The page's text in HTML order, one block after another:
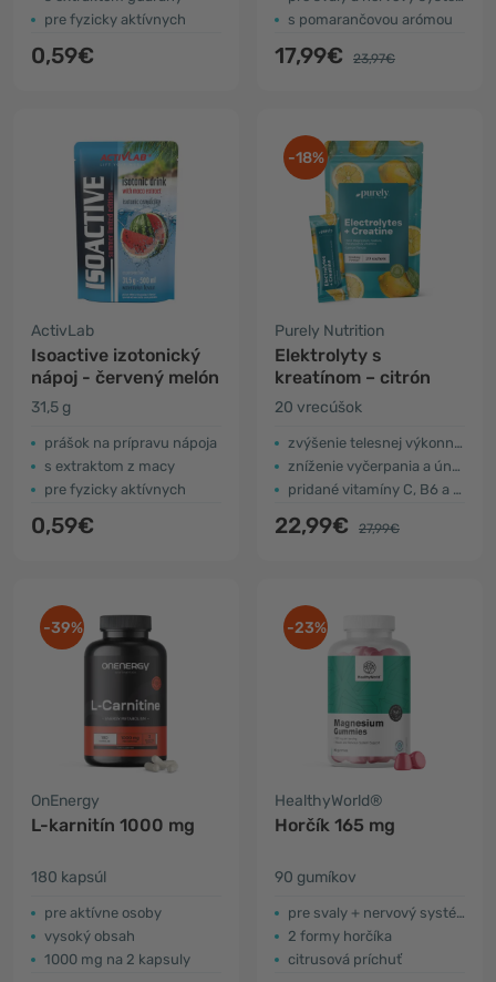
pre fyzicky aktívnych
0,59€
s pomarančovou arómou
17,99€ 23,97€
ActivLab
Isoactive izotonický
nápoj - červený melón
31,5 g
prášok na prípravu nápoja
s extraktom z macy
pre fyzicky aktívnych
0,59€
-18%
Purely Nutrition
Elektrolyty s
kreatínom – citrón
20 vrecúšok
zvýšenie telesnej výkonnosti
zníženie vyčerpania a únavy
pridané vitamíny C, B6 a B12
22,99€ 27,99€
-39%
OnEnergy
L-karnitín 1000 mg
180 kapsúl
pre aktívne osoby
vysoký obsah
1000 mg na 2 kapsuly
-23%
HealthyWorld®
Horčík 165 mg
90 gumíkov
pre svaly + nervový systém
2 formy horčíka
citrusová príchuť